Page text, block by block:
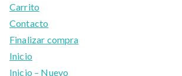
Carrito
Contacto
Finalizar compra
Inicio
Inicio – Nuevo